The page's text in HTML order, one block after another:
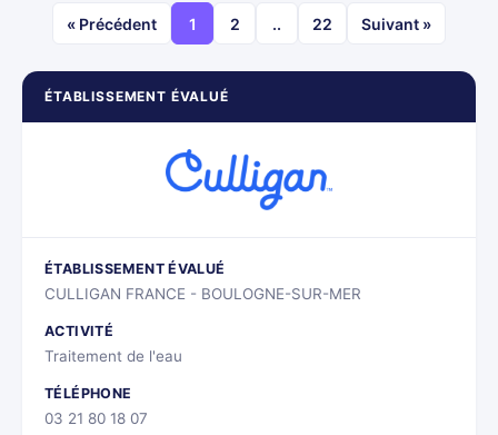
ÉTABLISSEMENT ÉVALUÉ
ÉTABLISSEMENT ÉVALUÉ
CULLIGAN FRANCE - BOULOGNE-SUR-MER
ACTIVITÉ
Traitement de l'eau
TÉLÉPHONE
03 21 80 18 07
« Précédent 1 2 .. 22 Suivant »